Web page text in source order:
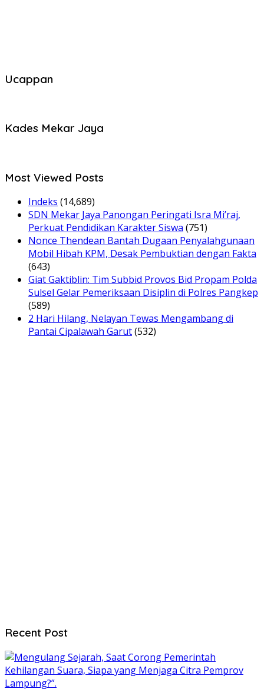
Ucappan
Kades Mekar Jaya
Most Viewed Posts
Indeks (14,689)
SDN Mekar Jaya Panongan Peringati Isra Mi’raj,
Perkuat Pendidikan Karakter Siswa (751)
Nonce Thendean Bantah Dugaan Penyalahgunaan
Mobil Hibah KPM, Desak Pembuktian dengan Fakta
(643)
Giat Gaktiblin: Tim Subbid Provos Bid Propam Polda
Sulsel Gelar Pemeriksaan Disiplin di Polres Pangkep
(589)
2 Hari Hilang, Nelayan Tewas Mengambang di
Pantai Cipalawah Garut(532)
Recent Post